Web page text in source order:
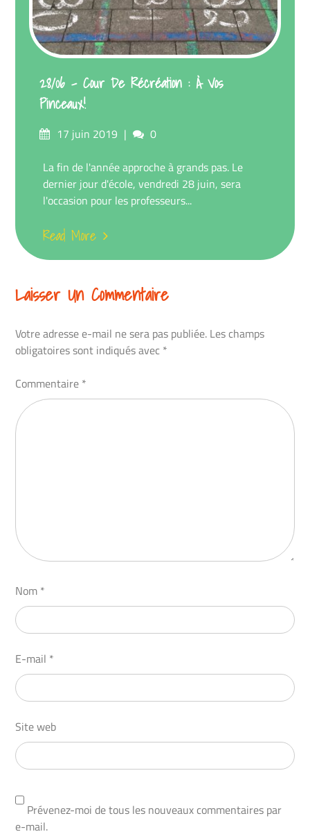
28/06 – Cour De Récréation : À Vos
Pinceaux!
Posted17 juin 2019 Comments
0
La fin de l'année approche à grands pas. Le
dernier jour d'école, vendredi 28 juin, sera
l'occasion pour les professeurs...
Read More
Laisser Un Commentaire
Votre adresse e-mail ne sera pas publiée. Les champs
obligatoires sont indiqués avec *
Commentaire *
Nom *
E-mail *
Site web
Prévenez-moi de tous les nouveaux commentaires par
e-mail.